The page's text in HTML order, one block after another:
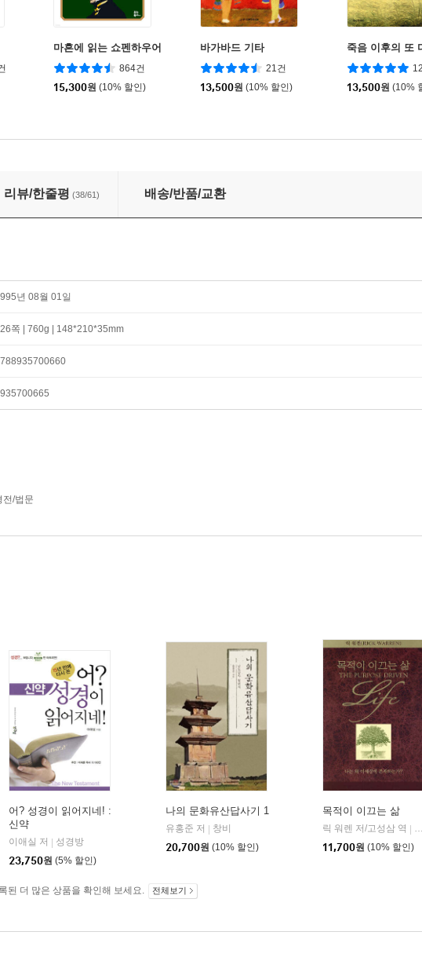
마흔에 읽는 쇼펜하우어
864건
15,300원 (10% 할인)
바가바드 기타
21건
13,500원 (10% 할인)
죽음 이후의 또
13,500원 (10%
리뷰/한줄평 (38/61) 배송/반품/교환
년 08월 01일
쪽 | 760g | 148*210*35mm
전/법문
사
어? 성경이 읽어지네! :
신약
이애실 저
성경방
23,750원 (5% 할인)
나의 문화유산답사기 1
유홍준 저
창비
20,700원 (10% 할인)
목적이 이끄는 삶
릭 워렌 저/고성삼 역
11,700원 (10% 할인)
된 더 많은 상품을 확인해 보세요. 전체보기